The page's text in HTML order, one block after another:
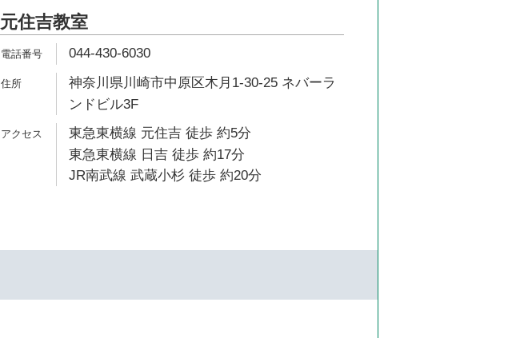
元住吉教室
044-430-6030
神奈川県川崎市中原区木月1-30-25 ネバーラ
ンドビル3F
東急東横線 元住吉 徒歩 約5分
東急東横線 日吉 徒歩 約17分
JR南武線 武蔵小杉 徒歩 約20分